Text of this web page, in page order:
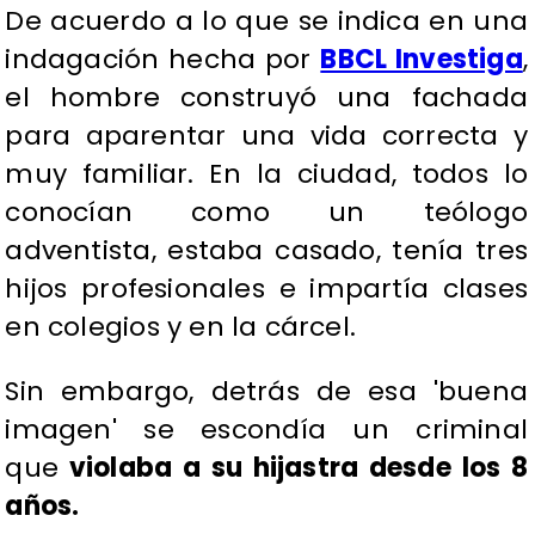
De acuerdo a lo que se indica en una
indagación hecha por BBCL Investiga,
el hombre construyó una fachada
para aparentar una vida correcta y
muy familiar. En la ciudad, todos lo
conocían como un teólogo
adventista, estaba casado, tenía tres
hijos profesionales e impartía clases
en colegios y en la cárcel.
Sin embargo, detrás de esa 'buena
imagen' se escondía un criminal
que violaba a su hijastra desde los 8
años.